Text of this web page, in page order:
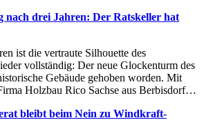
drei Jahren: Der Ratskeller hat
ist die vertraute Silhouette des
vollständig: Der neue Glockenturm des
Gebäude gehoben worden. Mit
Holzbau Rico Sachse aus Berbisdorf…
bleibt beim Nein zu Windkraft-